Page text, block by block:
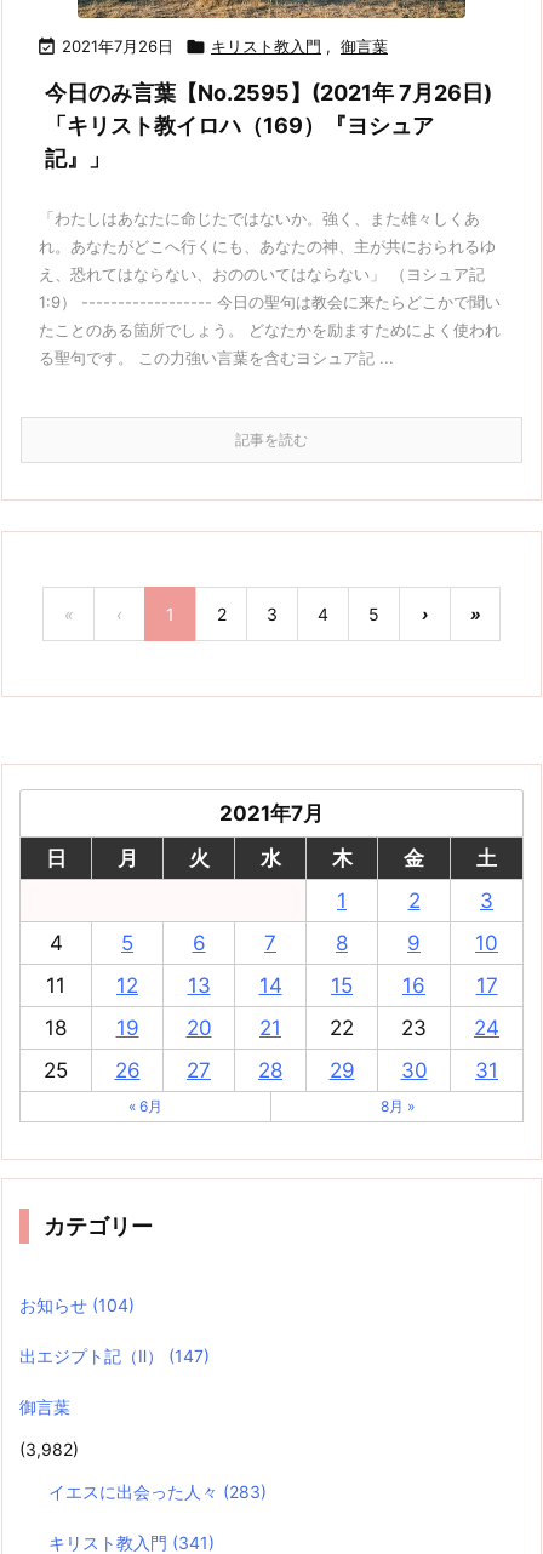
 2021年7月26日  キリスト教入門 , 御言葉
今日のみ言葉【No.2595】(2021年 7月26日)
「キリスト教イロハ（169）『ヨシュア
記』」
「わたしはあなたに命じたではないか。強く、また雄々しくあ
れ。あなたがどこへ行くにも、あなたの神、主が共におられるゆ
え、恐れてはならない、おののいてはならない」 （ヨシュア記
1:9） ------------------ 今日の聖句は教会に来たらどこかで聞い
たことのある箇所でしょう。 どなたかを励ますためによく使われ
る聖句です。 この力強い言葉を含むヨシュア記 ...
記事を読む
« ‹ 1 2 3 4 5 › »
2021年7月
日
月 火 水 木 金
土
1
2
3
4
5 6 7 8 9
10
11
12 13 14 15 16
17
18
19 20 21 22 23
24
25
26 27 28 29 30 31
« 6月 8月 »
カテゴリー
お知らせ (104)
出エジプト記（Ⅱ） (147)
御言葉
(3,982)
イエスに出会った人々 (283)
キリスト教入門 (341)